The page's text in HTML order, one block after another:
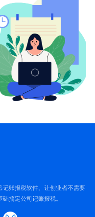
记账报税软件。让创业者不需要
搞定公司记账报税。